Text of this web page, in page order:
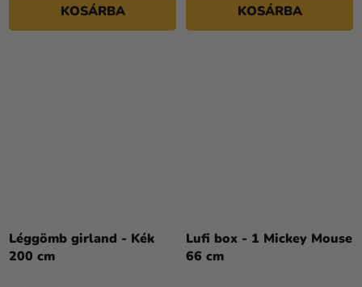
KOSÁRBA KOSÁRBA
Léggömb girland - Kék
200 cm
Lufi box - 1 Mickey Mouse
66 cm